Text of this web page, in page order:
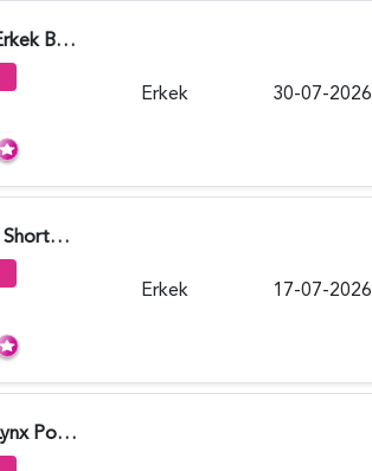
British Shorthair Erkek Bluepoint 2 Aylık - 4448
Erkek 30-07-2026
Blue point British Shorthair Kedim 2 Aylık - 4132
Erkek 17-07-2026
British Shorthair Lynx Point Dişi Yavrumuz Yuva Arıyor - 5148